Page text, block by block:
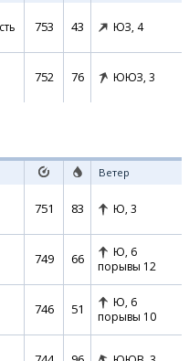
753 43 ЮЗ, 4
752 76 ЮЮЗ, 3
Ветер
751 83 Ю, 3
749 66 Ю, 6
порывы 12
746 51 Ю, 6
порывы 10